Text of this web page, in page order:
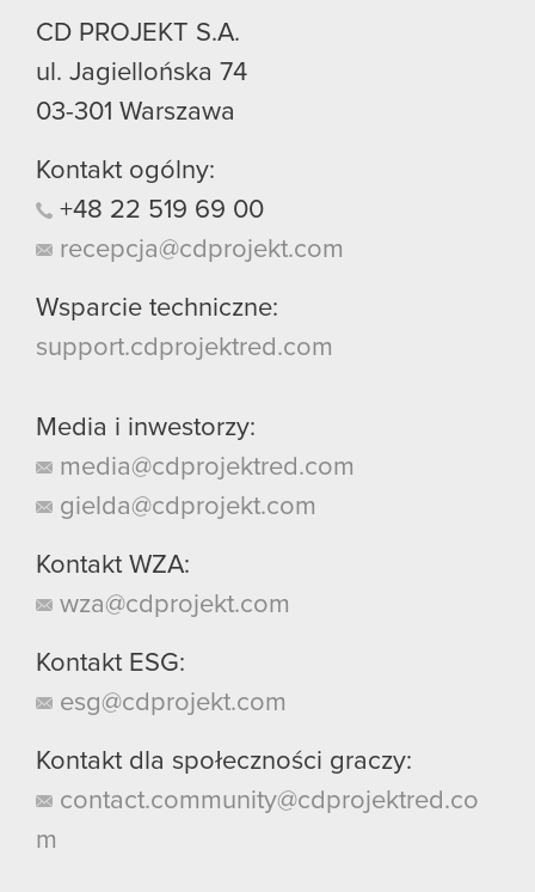
CD PROJEKT S.A.
ul. Jagiellońska 74
03-301 Warszawa
Kontakt ogólny:
+48 22 519 69 00
recepcja@cdprojekt.com
Wsparcie techniczne:
support.cdprojektred.com
Media i inwestorzy:
media@cdprojektred.com
gielda@cdprojekt.com
Kontakt WZA:
wza@cdprojekt.com
Kontakt ESG:
esg@cdprojekt.com
Kontakt dla społeczności graczy:
contact.community@cdprojektred.co
m